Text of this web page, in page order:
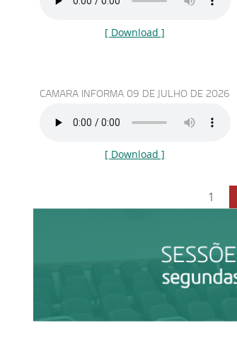
[ Download ]
CAMARA INFORMA 09 DE JULHO DE 2026
[ Download ]
1